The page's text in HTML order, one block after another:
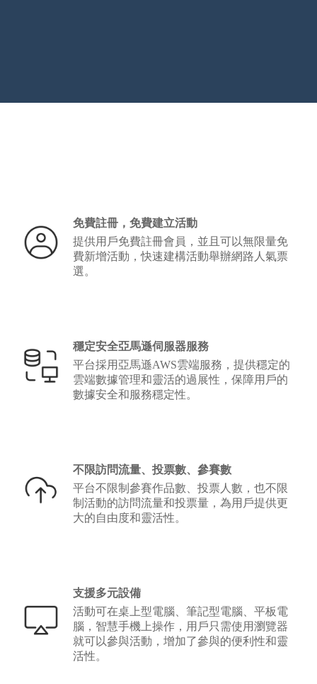
免費註冊，免費建立活動
提供用戶免費註冊會員，並且可以無限量免
費新增活動，快速建構活動舉辦網路人氣票
選。
穩定安全亞馬遜伺服器服務
平台採用亞馬遜AWS雲端服務，提供穩定的
雲端數據管理和靈活的過展性，保障用戶的
數據安全和服務穩定性。
不限訪問流量、投票數、參賽數
平台不限制參賽作品數、投票人數，也不限
制活動的訪問流量和投票量，為用戶提供更
大的自由度和靈活性。
支援多元設備
活動可在桌上型電腦、筆記型電腦、平板電
腦，智慧手機上操作，用戶只需使用瀏覽器
就可以參與活動，增加了參與的便利性和靈
活性。